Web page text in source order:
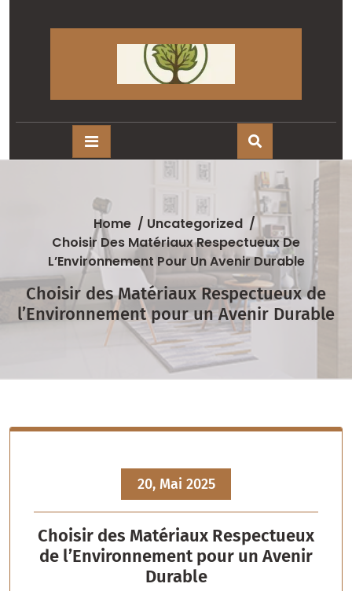
Home / Uncategorized /
Choisir Des Matériaux Respectueux De
L’Environnement Pour Un Avenir Durable
Choisir des Matériaux Respectueux de
l’Environnement pour un Avenir Durable
20, Mai 2025
Choisir des Matériaux Respectueux
de l’Environnement pour un Avenir
Durable